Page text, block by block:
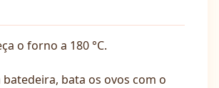
o forno a 180 °C.
batedeira, bata os ovos com o